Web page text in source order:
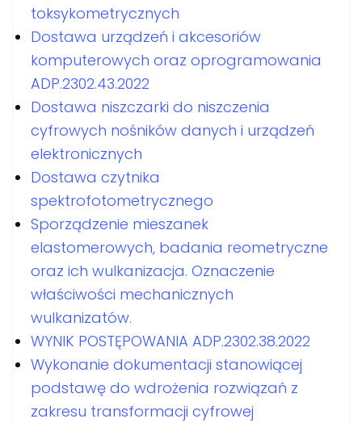
toksykometrycznych
Dostawa urządzeń i akcesoriów
komputerowych oraz oprogramowania
ADP.2302.43.2022
Dostawa niszczarki do niszczenia
cyfrowych nośników danych i urządzeń
elektronicznych
Dostawa czytnika
spektrofotometrycznego
Sporządzenie mieszanek
elastomerowych, badania reometryczne
oraz ich wulkanizacja. Oznaczenie
właściwości mechanicznych
wulkanizatów.
WYNIK POSTĘPOWANIA ADP.2302.38.2022
Wykonanie dokumentacji stanowiącej
podstawę do wdrożenia rozwiązań z
zakresu transformacji cyfrowej